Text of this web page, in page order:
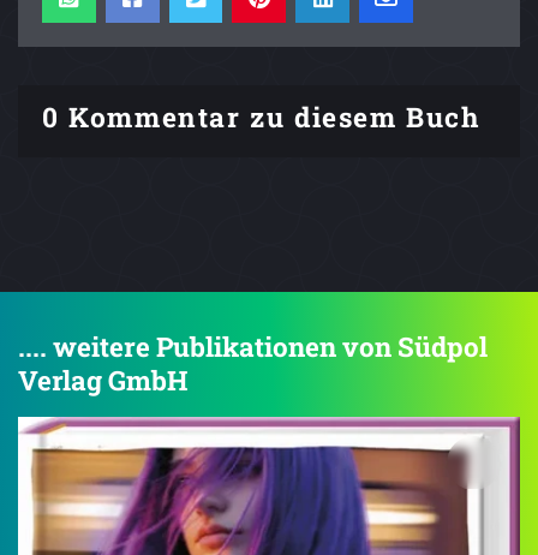
0 Kommentar zu diesem Buch
.... weitere Publikationen von Südpol
Verlag GmbH